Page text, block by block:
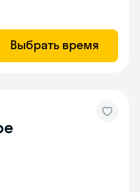
Выбрать время